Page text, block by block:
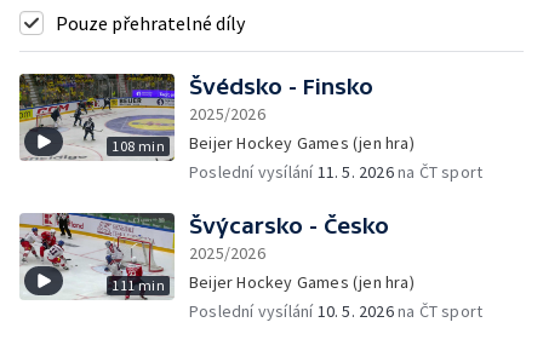
Pouze přehratelné díly
108 min
Švédsko - Finsko
2025/2026
Beijer Hockey Games (jen hra)
Poslední vysílání11. 5. 2026na ČT sport
111 min
Švýcarsko - Česko
2025/2026
Beijer Hockey Games (jen hra)
Poslední vysílání10. 5. 2026na ČT sport